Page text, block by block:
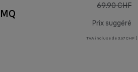
69.90 CHF
Prix suggéré
TVA incluse de 3.67 CHF (